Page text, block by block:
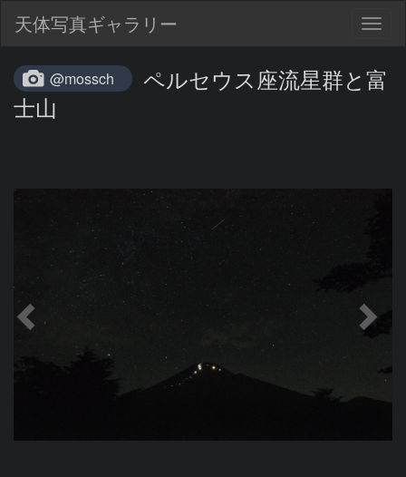
天体写真ギャラリー
@mossch
ペルセウス座流星群と富
士山